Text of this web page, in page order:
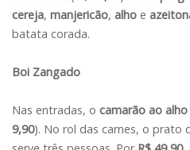
cereja, manjericão, alho e
batata corada.
Boi Zangado
Nas entradas, o camarão ao
9,90). No rol das carnes, o prato